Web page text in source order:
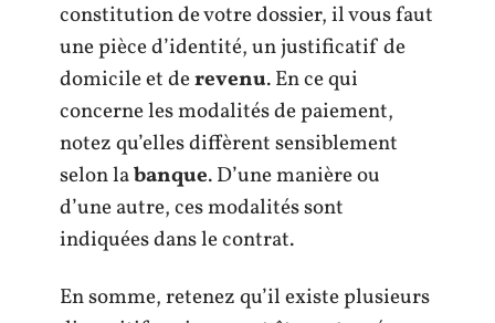
constitution de votre dossier, il vous faut
une pièce d’identité, un justificatif de
domicile et derevenu. En ce qui
concerne les modalités de paiement,
notez qu’elles diffèrent sensiblement
selon labanque. D’une manière ou
d’une autre, ces modalités sont
indiquées dans le contrat.
En somme, retenez qu’il existe plusieurs